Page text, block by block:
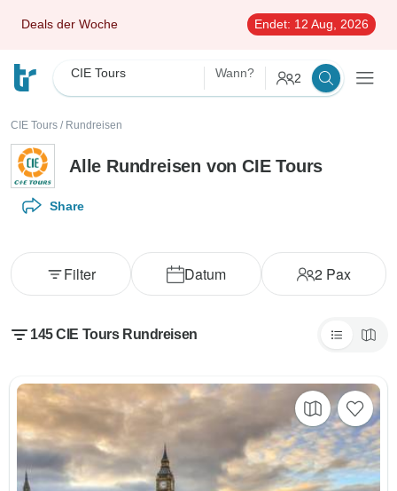
Deals der Woche Endet: 12 Aug, 2026
CIE Tours Wann? 2
CIE Tours / Rundreisen
Alle Rundreisen von CIE Tours
Share
Datum 2 Pax
Filter
145 CIE Tours Rundreisen